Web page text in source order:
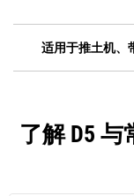
适用于推土机、
了解 D5 与